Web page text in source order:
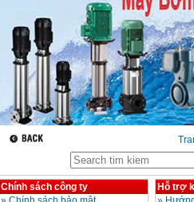
Chính sách công ty
Hỗ trợ